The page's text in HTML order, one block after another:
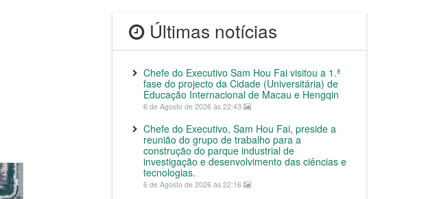
Últimas notícias
Chefe do Executivo Sam Hou Fai visitou a 1.ª
fase do projecto da Cidade (Universitária) de
Educação Internacional de Macau e Hengqin
6 de Agosto de 2026 às 22:43
Chefe do Executivo, Sam Hou Fai, preside a
reunião do grupo de trabalho para a
construção do parque industrial de
investigação e desenvolvimento das ciências e
tecnologias.
6 de Agosto de 2026 às 22:16